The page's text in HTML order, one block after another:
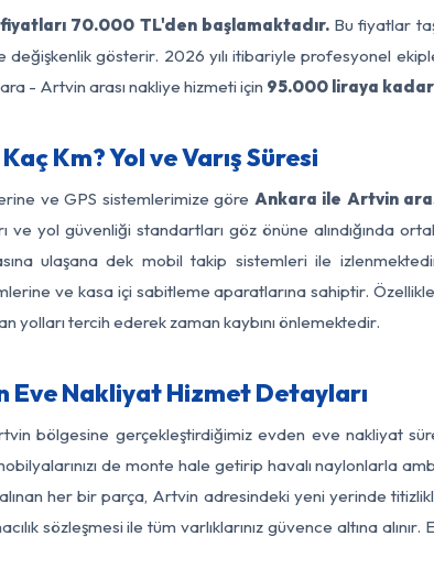
70.000 TL'den başlamaktadır.Bu fiyatlar
değişkenlik gösterir. 2026 yılı itibariyle profesyonel
- Artvin arası nakliye hizmeti için 95.000 liraya
Km? Yol ve Varış Süresi
ve GPS sistemlerimize göre Ankara ile Artvin
ve yol güvenliği standartları göz önüne
ulaşana dek mobil takip sistemleri ile
ve kasa içi sabitleme aparatlarına sahiptir.
yolları tercih ederek zaman kaybını önlemektedir.
Eve Nakliyat Hizmet Detayları
bölgesine gerçekleştirdiğimiz evden eve nakliyat
de monte hale getirip havalı naylonlarla
her bir parça, Artvin adresindeki yeni yerinde
sözleşmesi ile tüm varlıklarınız güvence altına